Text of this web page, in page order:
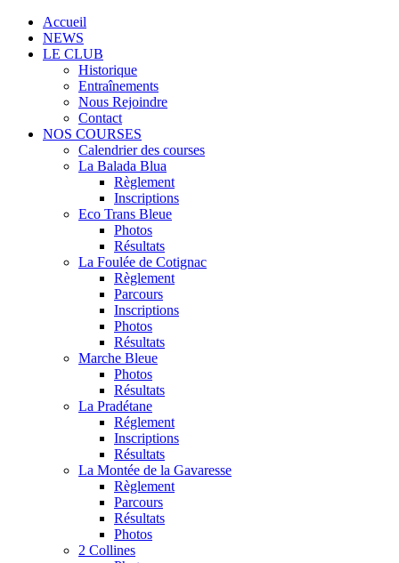
Accueil
NEWS
LE CLUB
Historique
Entraînements
Nous Rejoindre
Contact
NOS COURSES
Calendrier des courses
La Balada Blua
Règlement
Inscriptions
Eco Trans Bleue
Photos
Résultats
La Foulée de Cotignac
Règlement
Parcours
Inscriptions
Photos
Résultats
Marche Bleue
Photos
Résultats
La Pradétane
Réglement
Inscriptions
Résultats
La Montée de la Gavaresse
Règlement
Parcours
Résultats
Photos
2 Collines